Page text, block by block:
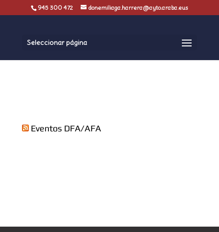
945 300 472 donemiliaga.harrera@ayto.araba.eus
Seleccionar página
Eventos DFA/AFA